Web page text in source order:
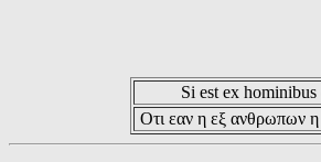
Si est ex
Οτι εαν η εξ ανθρωπων η